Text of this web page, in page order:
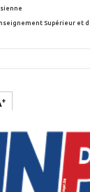
Supérieur et
+